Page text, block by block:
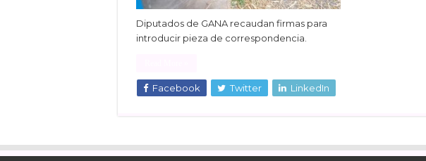
Diputados de GANA recaudan firmas para
introducir pieza de correspondencia.
Facebook Twitter LinkedIn